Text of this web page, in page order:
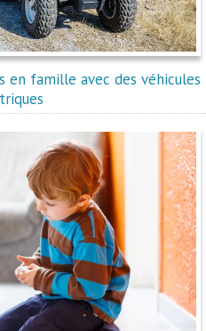
en famille avec des véhicules